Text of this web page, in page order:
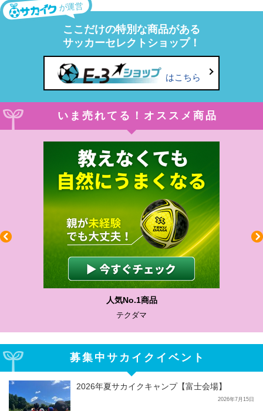
が運営
ここだけの特別な商品がある
サッカーセレクトショップ！
はこちら
いま売れてる！オススメ商品
人気No.1商品
テクダマ
募集中サカイクイベント
2026年夏サカイクキャンプ【富士会場】
2026年7月15日